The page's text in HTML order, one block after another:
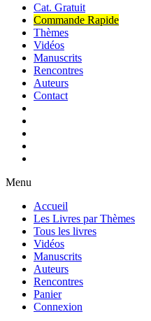
Cat. Gratuit
Commande Rapide
Thèmes
Vidéos
Manuscrits
Rencontres
Auteurs
Contact
Menu
Accueil
Les Livres par Thèmes
Tous les livres
Vidéos
Manuscrits
Auteurs
Rencontres
Panier
Connexion